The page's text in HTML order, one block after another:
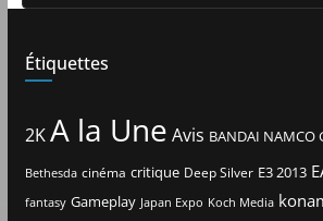
Étiquettes
2KA la Une Avis BANDAI NAMCO
Bethesda cinéma critique Deep Silver E3 2013
fantasy Gameplay Japan Expo Koch Media